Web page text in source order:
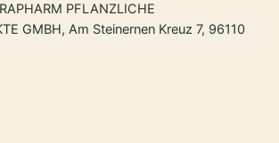
PFLANZLICHE
GMBH, Am Steinernen Kreuz 7, 96110